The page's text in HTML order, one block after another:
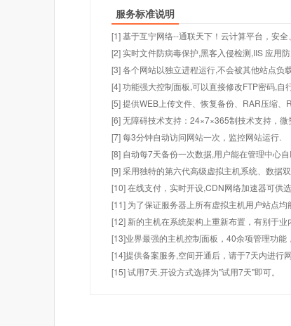
服务标准说明
[1] 基于互宁网络--通联天下！云计算平台，安
[2] 实时文件防病毒保护,黑客入侵检测,IIS 应用
[3] 各个网站以独立进程运行,不会被其他站点
[4] 功能强大控制面板,可以直接修改FTP密码,
[5] 提供WEB上传文件、恢复备份、RAR压缩
[6] 无障碍技术支持：24×7×365制技术支持，微
[7] 每3分钟自动访问网站一次，监控网站运行.
[8] 自动每7天备份一次数据,用户能在管理中心
[9] 采用独特的第六代高级虚拟主机系统、数据
[10] 在线支付，实时开设,CDN网络加速器可供
[11] 为了保证服务器上所有虚拟主机用户站点
[12] 新的主机在系统架构上重新布置，有别于
[13]业界最强的主机控制面板，40余项管理功能
[14]提供备案服务,空间开通后，请于7天内进行网
[15] 试用7天.开设方式选择为"试用7天"即可。